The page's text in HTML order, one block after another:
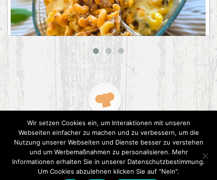
Big Mac Nudelauflauf
2015 CookPress. All right reserved.Datenschutz
Wir setzen Cookies ein, um Interaktionen mit unseren
Webseiten einfacher zu machen und zu verbessern, um die
Nutzung unserer Webseiten und Dienste besser zu verstehen
und um Werbemaßnahmen zu personalisieren. Mehr
Informationen erhalten Sie in unserer Datenschutzbestimmung.
Um Cookies abzulehnen klicken Sie auf "Nein".